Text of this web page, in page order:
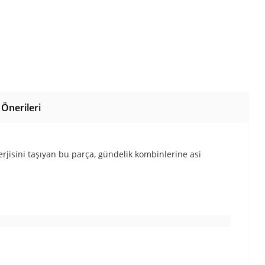
taşıyan bu parça, gündelik kombinlerine asi